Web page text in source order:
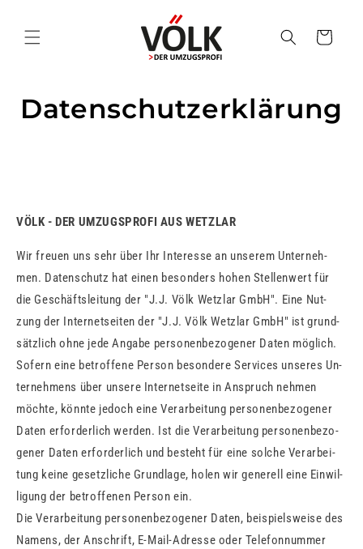
Inhalt
Warenkorb
Datenschutzerklärung
VÖLK - DER UMZUGSPROFI AUS WETZLAR
Wir freu­en uns sehr über Ihr In­ter­es­se an un­se­rem Un­ter­neh­
men. Da­ten­schutz hat einen be­son­ders hohen Stel­len­wert für
die Ge­schäfts­lei­tung der "J.J. Völk Wetzlar GmbH". Eine Nut­
zung der In­ter­net­sei­ten der "J.J. Völk Wetzlar GmbH" ist grund­
sätz­lich ohne jede An­ga­be per­so­nen­be­zo­ge­ner Daten mög­lich.
So­fern eine be­trof­fe­ne Per­son be­son­de­re Ser­vices un­se­res Un­
ter­neh­mens über un­se­re In­ter­net­sei­te in An­spruch neh­men
möch­te, könn­te je­doch eine Ver­ar­bei­tung per­so­nen­be­zo­ge­ner
Daten er­for­der­lich wer­den. Ist die Ver­ar­bei­tung per­so­nen­be­zo­
ge­ner Daten er­for­der­lich und be­steht für eine sol­che Ver­ar­bei­
tung keine ge­setz­li­che Grund­la­ge, holen wir ge­ne­rell eine Ein­wil­
li­gung der be­trof­fe­nen Per­son ein.
Die Ver­ar­bei­tung per­so­nen­be­zo­ge­ner Daten, bei­spiels­wei­se des
Na­mens, der An­schrift, E-Mail-Adres­se oder Te­le­fon­num­mer